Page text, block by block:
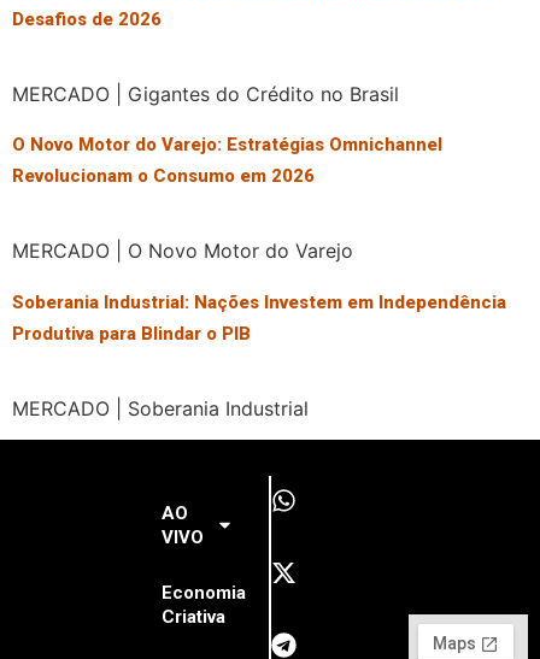
Desafios de 2026
MERCADO | Gigantes do Crédito no Brasil
O Novo Motor do Varejo: Estratégias Omnichannel
Revolucionam o Consumo em 2026
MERCADO | O Novo Motor do Varejo
Soberania Industrial: Nações Investem em Independência
Produtiva para Blindar o PIB
MERCADO | Soberania Industrial
AO
VIVO
Economia
Criativa